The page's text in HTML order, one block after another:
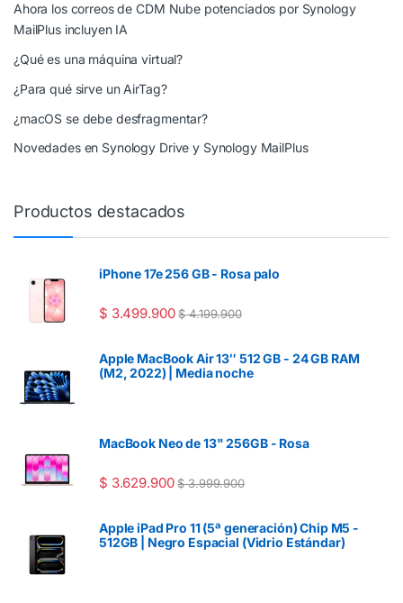
Ahora los correos de CDM Nube potenciados por Synology
MailPlus incluyen IA
¿Qué es una máquina virtual?
¿Para qué sirve un AirTag?
¿macOS se debe desfragmentar?
Novedades en Synology Drive y Synology MailPlus
Productos destacados
iPhone 17e 256 GB - Rosa palo
$ 3.499.900 $4.199.900
Apple MacBook Air 13″ 512 GB - 24 GB RAM
(M2, 2022) | Media noche
MacBook Neo de 13" 256GB - Rosa
$ 3.629.900 $3.999.900
Apple iPad Pro 11 (5ª generación) Chip M5 -
512GB | Negro Espacial (Vidrio Estándar)